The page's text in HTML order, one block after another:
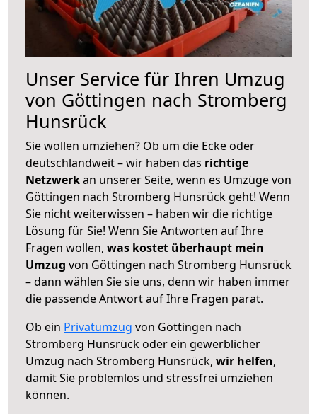
Unser Service für Ihren Umzug
von Göttingen nach Stromberg
Hunsrück
Sie wollen umziehen? Ob um die Ecke oder
deutschlandweit – wir haben das richtige
Netzwerkan unserer Seite, wenn es Umzüge von
Göttingen nach Stromberg Hunsrück geht! Wenn
Sie nicht weiterwissen – haben wir die richtige
Lösung für Sie! Wenn Sie Antworten auf Ihre
Fragen wollen, was kostet überhaupt mein
Umzug von Göttingen nach Stromberg Hunsrück
– dann wählen Sie sie uns, denn wir haben immer
die passende Antwort auf Ihre Fragen parat.
Ob ein Privatumzug von Göttingen nach
Stromberg Hunsrück oder ein gewerblicher
Umzug nach Stromberg Hunsrück, wir helfen,
damit Sie problemlos und stressfrei umziehen
können.